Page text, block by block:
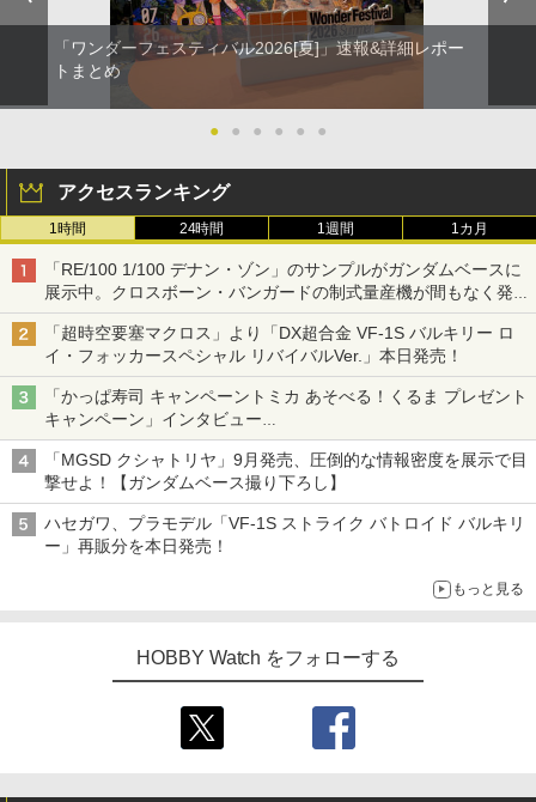
「ワンダーフェスティバル2026[夏]」速報&詳細レポー
トまとめ
● ● ● ● ● ●
アクセスランキング
1時間 24時間 1週間 1カ月
「RE/100 1/100 デナン・ゾン」のサンプルがガンダムベースに
展示中。クロスボーン・バンガードの制式量産機が間もなく発送
【ガンダムベース撮り下ろし】
「超時空要塞マクロス」より「DX超合金 VF-1S バルキリー ロ
イ・フォッカースペシャル リバイバルVer.」本日発売！
「かっぱ寿司 キャンペーントミカ あそべる！くるま プレゼント
キャンペーン」インタビュー
子どもが楽しめるかっぱ寿司ならではの体験とコラボの楽しさを
追求
「MGSD クシャトリヤ」9月発売、圧倒的な情報密度を展示で目
撃せよ！【ガンダムベース撮り下ろし】
ハセガワ、プラモデル「VF-1S ストライク バトロイド バルキリ
ー」再販分を本日発売！
もっと見る
HOBBY Watch をフォローする